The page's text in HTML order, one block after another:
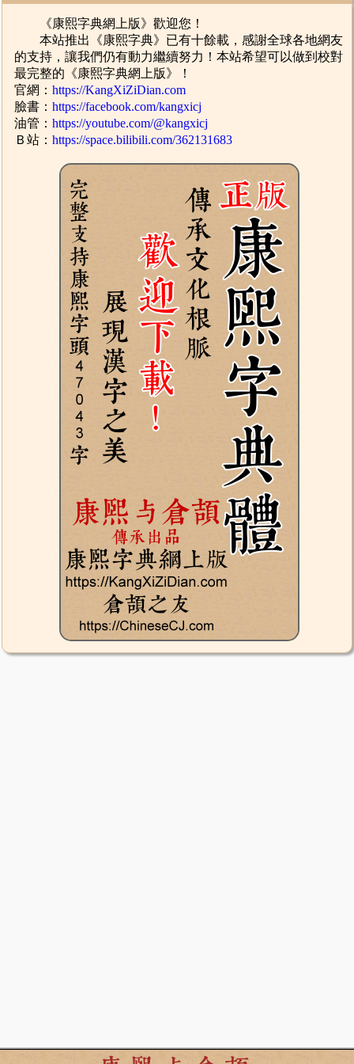
《康熙字典網上版》歡迎您！
本站推出《康熙字典》已有十餘載，感謝全球各地網友
的支持，讓我們仍有動力繼續努力！本站希望可以做到校對
最完整的《康熙字典網上版》！
官網：https://KangXiZiDian.com
臉書：https://facebook.com/kangxicj
油管：https://youtube.com/@kangxicj
Ｂ站：https://space.bilibili.com/362131683